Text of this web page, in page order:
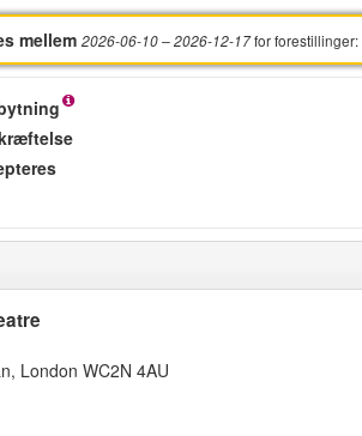
mellem 2026-06-10– 2026-12-17for forestillinger:
London WC2N 4AU